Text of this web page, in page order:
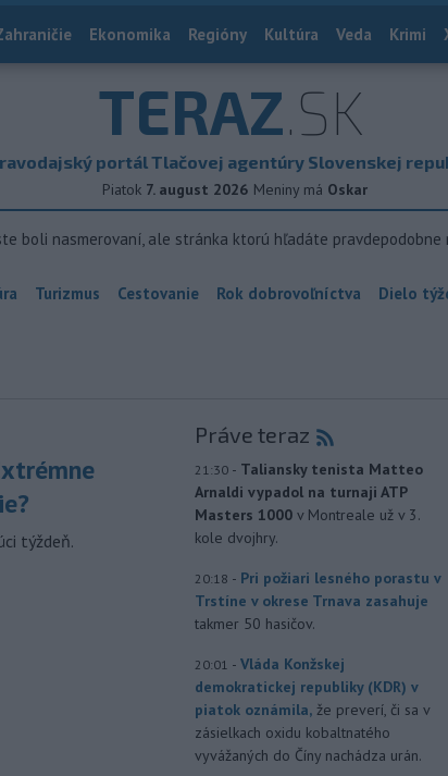
Ekonomika Regióny Kultúra Veda Krimi
TERAZ.SK
portál Tlačovej agentúry Slovenskej
Piatok 7. august 2026 Meniny má Oskar
boli nasmerovaní, ale stránka ktorú hľadáte
Turizmus Cestovanie Rok dobrovoľníctva Dielo
týždeň.
Práve teraz
21:30 - Taliansky tenista Matteo
Arnaldi vypadol na turnaji ATP
Masters 1000 v Montreale už v 3.
kole dvojhry.
20:18 - Pri požiari lesného porastu v
Trstíne v okrese Trnava zasahuje
takmer 50 hasičov.
20:01 - Vláda Konžskej
demokratickej republiky (KDR) v
piatok oznámila, že preverí, či sa v
zásielkach oxidu kobaltnatého
vyvážaných do Číny nachádza urán.